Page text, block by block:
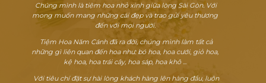
Chúng mình là tiệm hoa nhỏ xinh giữa lòng Sài Gòn. Với
mong muốn mang những cái đẹp và trao gửi yêu thương
đến với mọi người.
Tiệm Hoa Năm Cánh đã ra đời, chúng mình làm tất cả
những gì liên quan đến hoa như: bó hoa, hoa cưới, giỏ hoa,
kệ hoa, hoa trái cây, hoa sáp, hoa khô ...
Với tiêu chí đặt sự hài lòng khách hàng lên hàng đầu, luôn